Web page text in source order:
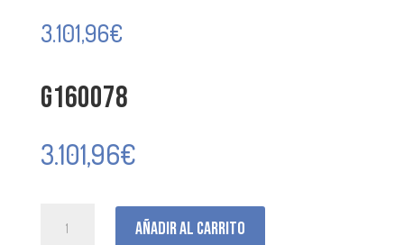
3.101,96€
G160078
3.101,96€
Añadir al carrito